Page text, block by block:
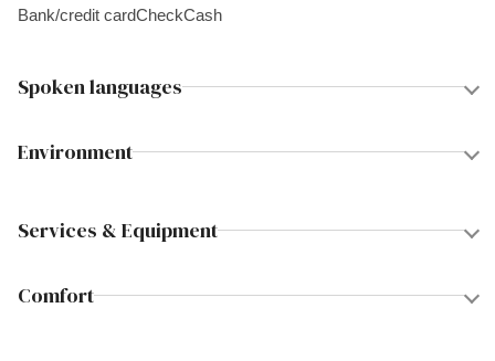
Bank/credit cardCheckCash
Spoken languages
Environment
Services & Equipment
Comfort